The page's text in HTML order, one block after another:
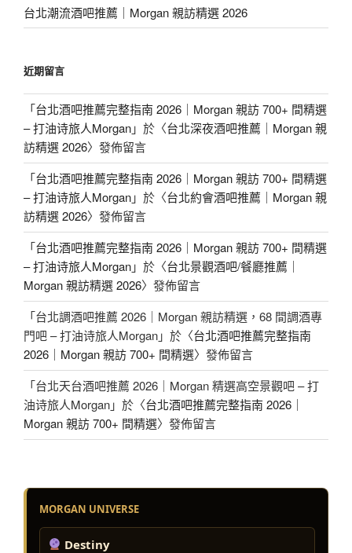
台北潮流酒吧推薦｜Morgan 親訪精選 2026
近期留言
「台北酒吧推薦完整指南 2026｜Morgan 親訪 700+ 間精選
– 打油诗旅人Morgan」於〈台北深夜酒吧推薦｜Morgan 親
訪精選 2026〉發佈留言
「台北酒吧推薦完整指南 2026｜Morgan 親訪 700+ 間精選
– 打油诗旅人Morgan」於〈台北約會酒吧推薦｜Morgan 親
訪精選 2026〉發佈留言
「台北酒吧推薦完整指南 2026｜Morgan 親訪 700+ 間精選
– 打油诗旅人Morgan」於〈台北景觀酒吧/餐廳推薦｜
Morgan 親訪精選 2026〉發佈留言
「台北調酒吧推薦 2026｜Morgan 親訪精選，68 間調酒專
門吧 – 打油诗旅人Morgan」於〈台北酒吧推薦完整指南
2026｜Morgan 親訪 700+ 間精選〉發佈留言
「台北天台酒吧推薦 2026｜Morgan 精選高空景觀吧 – 打
油诗旅人Morgan」於〈台北酒吧推薦完整指南 2026｜
Morgan 親訪 700+ 間精選〉發佈留言
MORGAN UNIVERSE
Destiny